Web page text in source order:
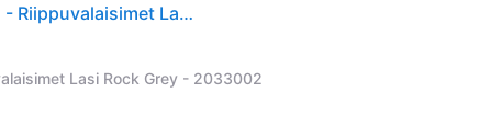
Nuura Miira 1 Riippuvalaisin 140 Mm / Opal - Riippuvalaisimet Lasi Messinki - 2033004
Lasi Rock Grey - 2033002